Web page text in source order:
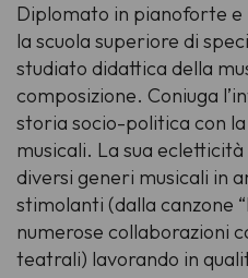
Diplomato in pianoforte e
la scuola superiore di
studiato didattica della
composizione. Coniuga
storia socio-politica con la
musicali. La sua
diversi generi musicali in
stimolanti (dalla canzone
numerose collaborazioni
teatrali) lavorando in